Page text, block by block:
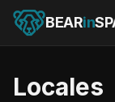
BEARin
Locales